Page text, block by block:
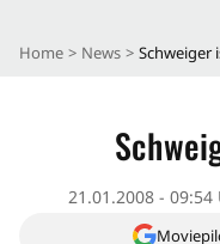
Home News Schweiger
21.01.2008 - 09:54